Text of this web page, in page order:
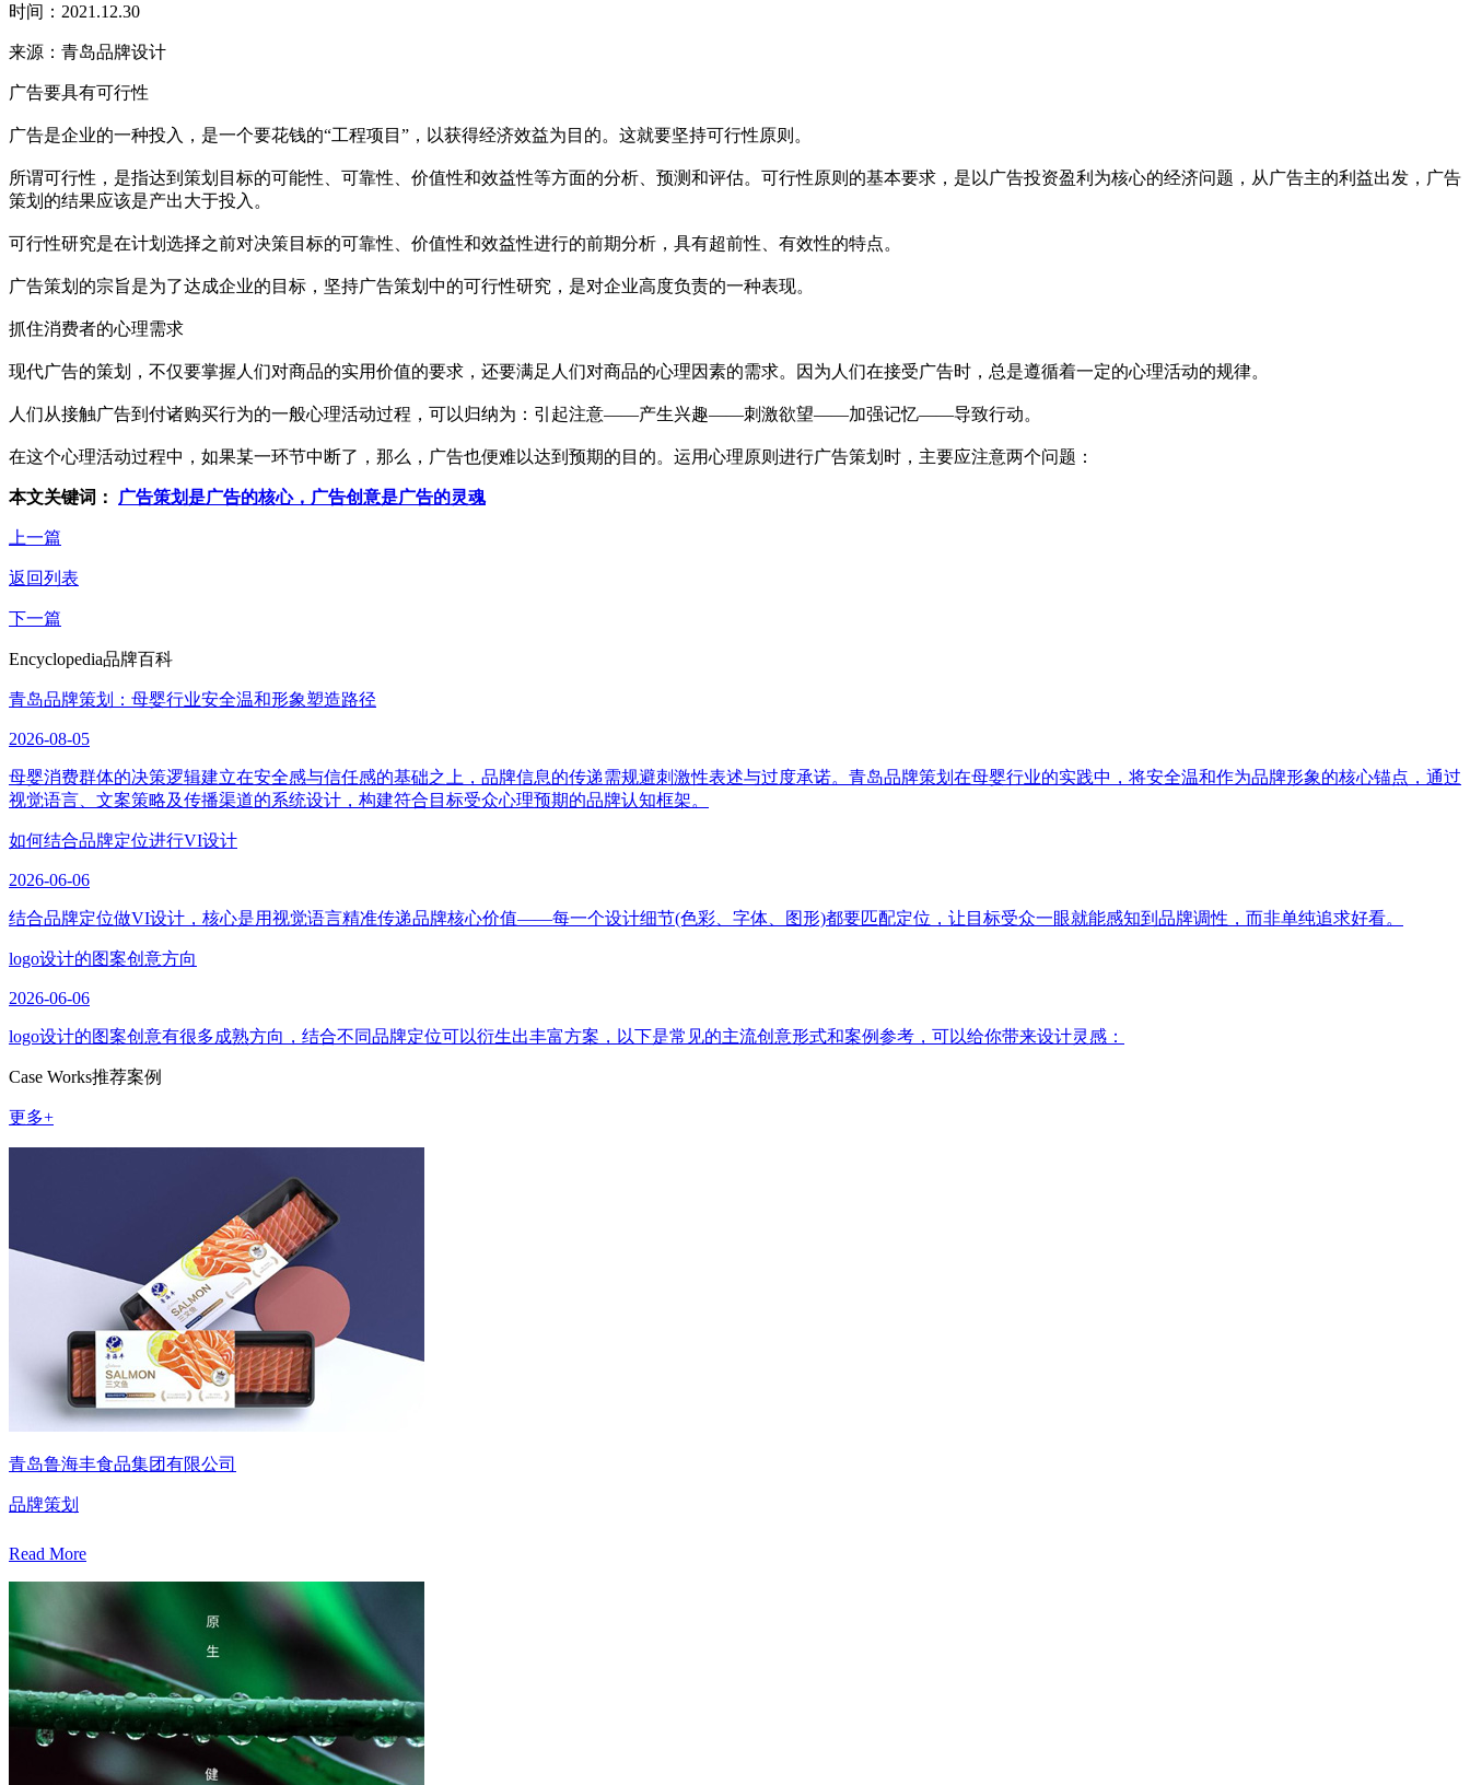
时间：2021.12.30
来源：青岛品牌设计
广告要具有可行性
广告是企业的一种投入，是一个要花钱的“工程项目”，以获得经济效益为目的。这就要坚持可行性原则。
所谓可行性，是指达到策划目标的可能性、可靠性、价值性和效益性等方面的分析、预测和评估。可行性原则的基本要求，是以广告投资盈利为核心的经济问题，从广告主的利益出发，广告
策划的结果应该是产出大于投入。
可行性研究是在计划选择之前对决策目标的可靠性、价值性和效益性进行的前期分析，具有超前性、有效性的特点。
广告策划的宗旨是为了达成企业的目标，坚持广告策划中的可行性研究，是对企业高度负责的一种表现。
抓住消费者的心理需求
现代广告的策划，不仅要掌握人们对商品的实用价值的要求，还要满足人们对商品的心理因素的需求。因为人们在接受广告时，总是遵循着一定的心理活动的规律。
人们从接触广告到付诸购买行为的一般心理活动过程，可以归纳为：引起注意――产生兴趣――刺激欲望――加强记忆――导致行动。
在这个心理活动过程中，如果某一环节中断了，那么，广告也便难以达到预期的目的。运用心理原则进行广告策划时，主要应注意两个问题：
本文关键词： 广告策划是广告的核心，广告创意是广告的灵魂
上一篇
返回列表
下一篇
Encyclopedia品牌百科
青岛品牌策划：母婴行业安全温和形象塑造路径
2026-08-05
母婴消费群体的决策逻辑建立在安全感与信任感的基础之上，品牌信息的传递需规避刺激性表述与过度承诺。青岛品牌策划在母婴行业的实践中，将安全温和作为品牌形象的核心锚点，通过
视觉语言、文案策略及传播渠道的系统设计，构建符合目标受众心理预期的品牌认知框架。
如何结合品牌定位进行VI设计
2026-06-06
结合品牌定位做VI设计，核心是用视觉语言精准传递品牌核心价值——每一个设计细节(色彩、字体、图形)都要匹配定位，让目标受众一眼就能感知到品牌调性，而非单纯追求好看。
logo设计的图案创意方向
2026-06-06
logo设计的图案创意有很多成熟方向，结合不同品牌定位可以衍生出丰富方案，以下是常见的主流创意形式和案例参考，可以给你带来设计灵感：
Case Works推荐案例
更多+
青岛鲁海丰食品集团有限公司
品牌策划
Read More